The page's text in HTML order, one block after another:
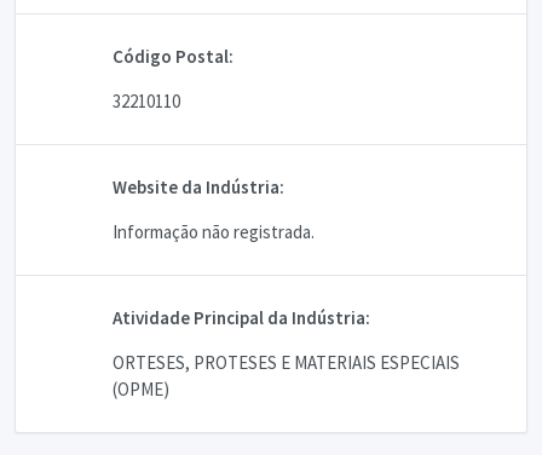
Código Postal:
32210110
Website da Indústria:
Informação não registrada.
Atividade Principal da Indústria:
ORTESES, PROTESES E MATERIAIS ESPECIAIS
(OPME)